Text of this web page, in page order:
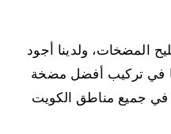
المضخات، ولدينا أجود
في تركيب أفضل مضخة
في جميع مناطق الكويت